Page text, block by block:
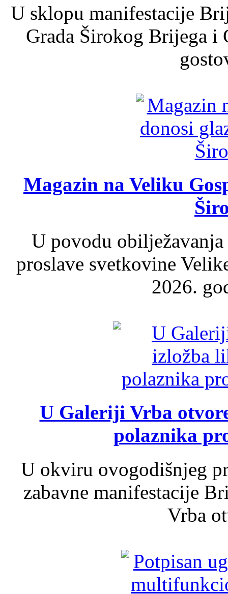
U sklopu manifestacije
Grada Širokog Brijega
Magazin na Veliku
U povodu
proslave svetkovine
2026.
U Galeriji Vrba
polaznika
U okviru ovogodišnjeg
zabavne manifestacije
Vrba